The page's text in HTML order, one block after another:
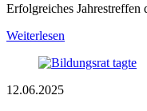
Erfolgreiches
Weiterlesen
12.06.2025